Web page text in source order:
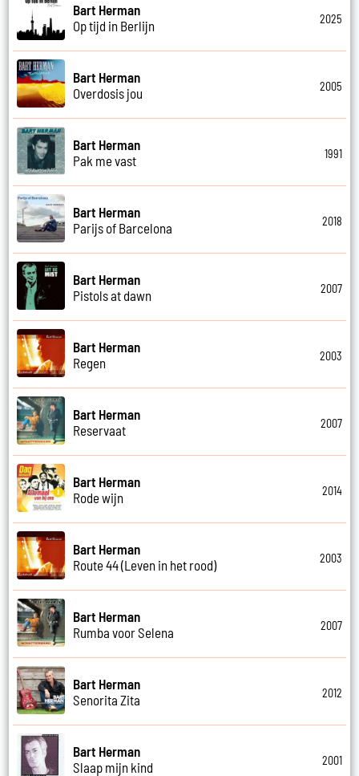
Bart Herman
Op tijd in Berlijn
2025
Bart Herman
Overdosis jou
2005
Bart Herman
Pak me vast
1991
Bart Herman
Parijs of Barcelona
2018
Bart Herman
Pistols at dawn
2007
Bart Herman
Regen
2003
Bart Herman
Reservaat
2007
Bart Herman
Rode wijn
2014
Bart Herman
Route 44 (Leven in het rood)
2003
Bart Herman
Rumba voor Selena
2007
Bart Herman
Senorita Zita
2012
Bart Herman
Slaap mijn kind
2001